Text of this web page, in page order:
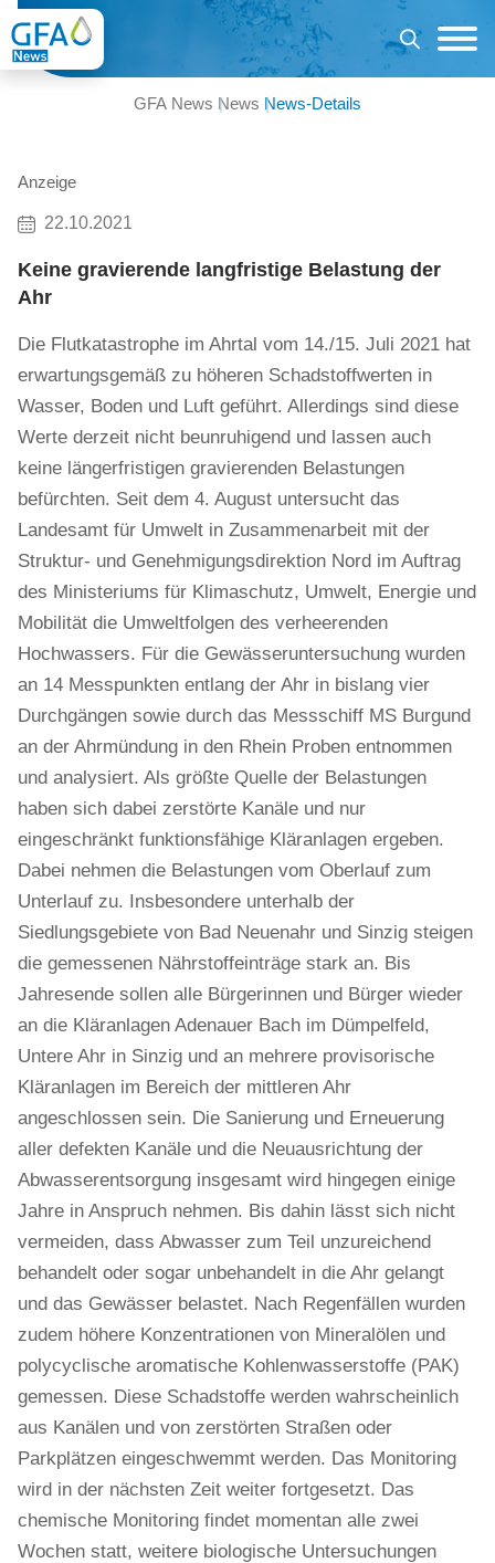
GFA News News News-Details
Anzeige
22.10.2021
Keine gravierende langfristige Belastung der
Ahr
Die Flutkatastrophe im Ahrtal vom 14./15. Juli 2021 hat
erwartungsgemäß zu höheren Schadstoffwerten in
Wasser, Boden und Luft geführt. Allerdings sind diese
Werte derzeit nicht beunruhigend und lassen auch
keine längerfristigen gravierenden Belastungen
befürchten. Seit dem 4. August untersucht das
Landesamt für Umwelt in Zusammenarbeit mit der
Struktur- und Genehmigungsdirektion Nord im Auftrag
des Ministeriums für Klimaschutz, Umwelt, Energie und
Mobilität die Umweltfolgen des verheerenden
Hochwassers. Für die Gewässeruntersuchung wurden
an 14 Messpunkten entlang der Ahr in bislang vier
Durchgängen sowie durch das Messschiff MS Burgund
an der Ahrmündung in den Rhein Proben entnommen
und analysiert. Als größte Quelle der Belastungen
haben sich dabei zerstörte Kanäle und nur
eingeschränkt funktionsfähige Kläranlagen ergeben.
Dabei nehmen die Belastungen vom Oberlauf zum
Unterlauf zu. Insbesondere unterhalb der
Siedlungsgebiete von Bad Neuenahr und Sinzig steigen
die gemessenen Nährstoffeinträge stark an. Bis
Jahresende sollen alle Bürgerinnen und Bürger wieder
an die Kläranlagen Adenauer Bach im Dümpelfeld,
Untere Ahr in Sinzig und an mehrere provisorische
Kläranlagen im Bereich der mittleren Ahr
angeschlossen sein. Die Sanierung und Erneuerung
aller defekten Kanäle und die Neuausrichtung der
Abwasserentsorgung insgesamt wird hingegen einige
Jahre in Anspruch nehmen. Bis dahin lässt sich nicht
vermeiden, dass Abwasser zum Teil unzureichend
behandelt oder sogar unbehandelt in die Ahr gelangt
und das Gewässer belastet. Nach Regenfällen wurden
zudem höhere Konzentrationen von Mineralölen und
polycyclische aromatische Kohlenwasserstoffe (PAK)
gemessen. Diese Schadstoffe werden wahrscheinlich
aus Kanälen und von zerstörten Straßen oder
Parkplätzen eingeschwemmt werden. Das Monitoring
wird in der nächsten Zeit weiter fortgesetzt. Das
chemische Monitoring findet momentan alle zwei
Wochen statt, weitere biologische Untersuchungen